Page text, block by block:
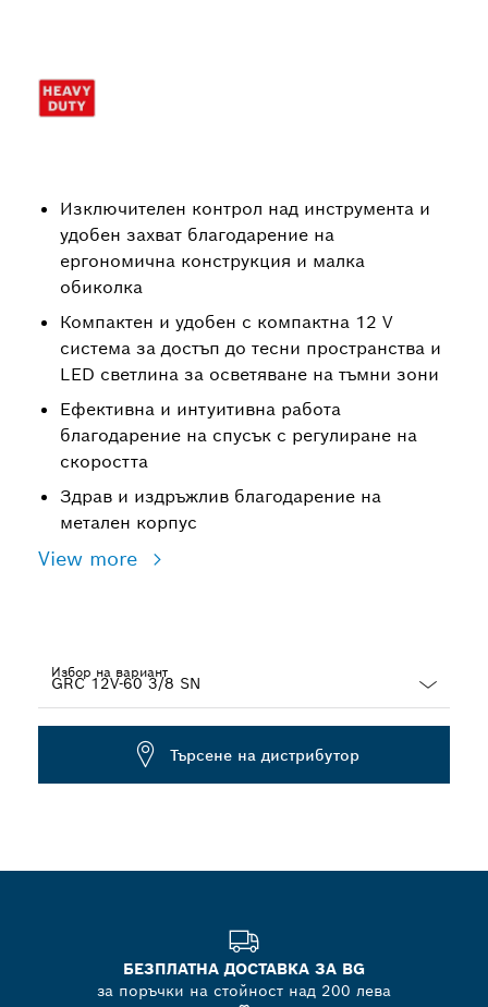
Изключителен контрол над инструмента и
удобен захват благодарение на
ергономична конструкция и малка
обиколка
Компактен и удобен с компактна 12 V
система за достъп до тесни пространства и
LED светлина за осветяване на тъмни зони
Ефективна и интуитивна работа
благодарение на спусък с регулиране на
скоростта
Здрав и издръжлив благодарение на
метален корпус
View more
Избор на вариант
Търсене на дистрибутор
БЕЗПЛАТНА ДОСТАВКА ЗА BG
за поръчки на стойност над 200 лева